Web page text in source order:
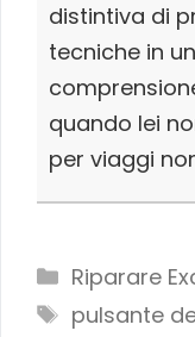
distintiva di
tecniche in
quando lei
per viaggi
Categories
Riparare
Tags
pulsante